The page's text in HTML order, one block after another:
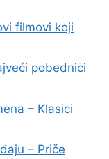
filmovi koji
pobednici
– Klasici
– Priče